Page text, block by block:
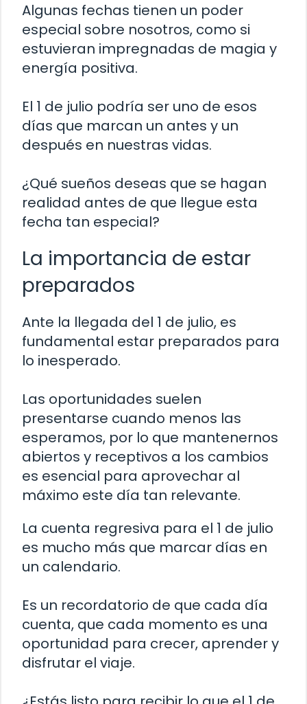
Algunas fechas tienen un poder
especial sobre nosotros, como si
estuvieran impregnadas de magia y
energía positiva.
El 1 de julio podría ser uno de esos
días que marcan un antes y un
después en nuestras vidas.
¿Qué sueños deseas que se hagan
realidad antes de que llegue esta
fecha tan especial?
La importancia de estar
preparados
Ante la llegada del 1 de julio, es
fundamental estar preparados para
lo inesperado.
Las oportunidades suelen
presentarse cuando menos las
esperamos, por lo que mantenernos
abiertos y receptivos a los cambios
es esencial para aprovechar al
máximo este día tan relevante.
La cuenta regresiva para el 1 de julio
es mucho más que marcar días en
un calendario.
Es un recordatorio de que cada día
cuenta, que cada momento es una
oportunidad para crecer, aprender y
disfrutar el viaje.